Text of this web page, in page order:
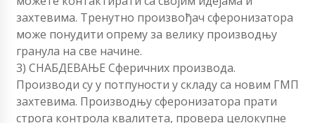
захтевима. Тренутно произвођач сферонизатора
може понудити опрему за велику производњу
гранула на све начине.
3) СНАБДЕВАЊЕ Сферичних производа.
Производи су у потпуности у складу са новим ГМП
захтевима. Производњу сферонизатора прати
строга контрола квалитета, провера целокупне